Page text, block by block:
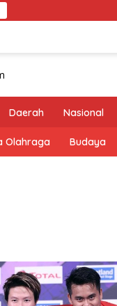
Tim
Daerah Nasional
Olahraga Budaya